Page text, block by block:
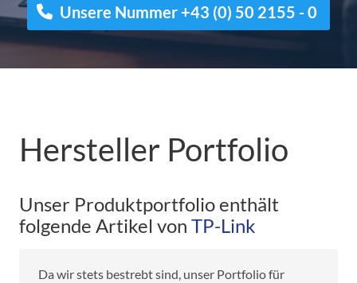
Unsere Nummer +43 (0) 50 2155 - 0
Hersteller Portfolio
Unser Produktportfolio enthält
folgende Artikel von TP-Link
Da wir stets bestrebt sind, unser Portfolio für